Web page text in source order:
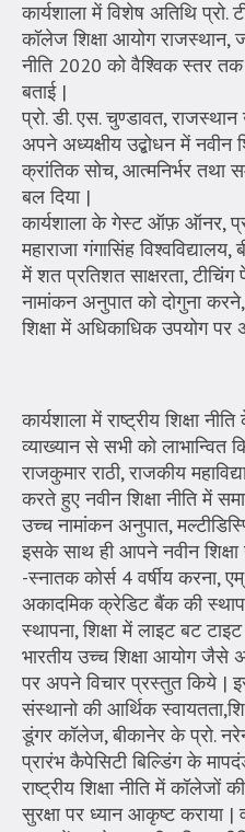
कार्यशाला में विशेष अतिथि प्रो.
कॉलेज शिक्षा आयोग राजस्थान,
नीति 2020 को वैश्विक स्तर
बताई |
प्रो. डी. एस. चुण्डावत,
अपने अध्यक्षीय उद्बोधन में नवीन
क्रांतिक सोच, आत्मनिर्भर तथा
बल दिया |
कार्यशाला के गेस्ट ऑफ़ ऑनर,
महाराजा गंगासिंह
में शत प्रतिशत साक्षरता, टीचिंग
नामांकन अनुपात को दोगुना
शिक्षा में अधिकाधिक उपयोग
कार्यशाला में राष्ट्रीय शिक्षा
व्याख्यान से सभी को लाभान्वित
राजकुमार राठी, राजकीय
करते हुए नवीन शिक्षा नीति में
उच्च नामांकन अनुपात,
इसके साथ ही आपने नवीन शिक्षा
-स्नातक कोर्स 4 वर्षीय करना,
अकादमिक क्रेडिट बैंक की
स्थापना, शिक्षा में लाइट बट
भारतीय उच्च शिक्षा आयोग जैसे
पर अपने विचार प्रस्तुत किये |
संस्थानो की आर्थिक
डूंगर कॉलेज, बीकानेर के प्रो.
प्रारंभ कैपेसिटी बिल्डिंग के
राष्ट्रीय शिक्षा नीति में कॉलेजों
सुरक्षा पर ध्यान आकृष्ट कराया |